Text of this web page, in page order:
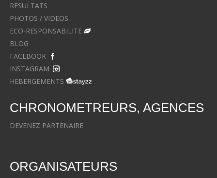
RESULTATS
PHOTOS / VIDEOS
ECO-RESPONSABILITE
BLOG
FACEBOOK
INSTAGRAM
HEBERGEMENTS
CHRONOMETREURS, AGENCES
DEVENEZ PARTENAIRE
ORGANISATEURS